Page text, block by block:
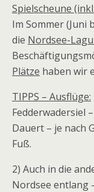
Spielscheune
Im Sommer (Juni
die Nordsee-
Plätze haben wir
TIPPS – Ausflüge:
Fedderwadersiel
Dauert – je nach
Fuß.
2) Auch in die
Nordsee entlang